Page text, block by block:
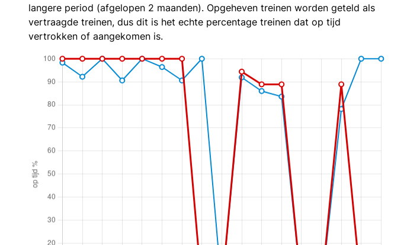
langere period (afgelopen 2 maanden). Opgeheven treinen worden geteld als
vertraagde treinen, dus dit is het echte percentage treinen dat op tijd
vertrokken of aangekomen is.